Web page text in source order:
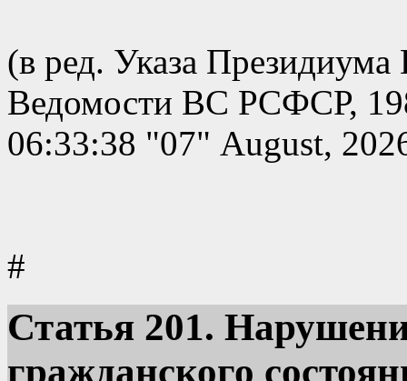
(в ред. Указа
Ведомости ВС РСФСР,
06:33:38 "07" August,
#
Статья 201.
гражданского